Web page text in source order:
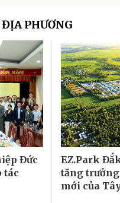
PHƯƠNG
Đức
tác
EZ.Park
tăng
mới của